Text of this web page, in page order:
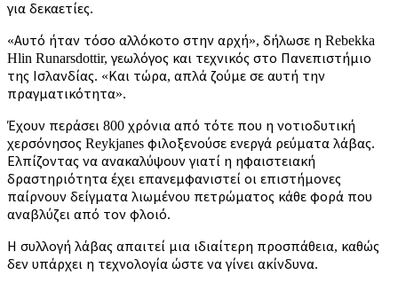
για δεκαετίες.
«Αυτό ήταν τόσο αλλόκοτο στην αρχή», δήλωσε η Rebekka
Hlin Runarsdottir, γεωλόγος και τεχνικός στο Πανεπιστήμιο
της Ισλανδίας. «Και τώρα, απλά ζούμε σε αυτή την
πραγματικότητα».
Έχουν περάσει 800 χρόνια από τότε που η νοτιοδυτική
χερσόνησος Reykjanes φιλοξενούσε ενεργά ρεύματα λάβας.
Ελπίζοντας να ανακαλύψουν γιατί η ηφαιστειακή
δραστηριότητα έχει επανεμφανιστεί οι επιστήμονες
παίρνουν δείγματα λιωμένου πετρώματος κάθε φορά που
αναβλύζει από τον φλοιό.
Η συλλογή λάβας απαιτεί μια ιδιαίτερη προσπάθεια, καθώς
δεν υπάρχει η τεχνολογία ώστε να γίνει ακίνδυνα.